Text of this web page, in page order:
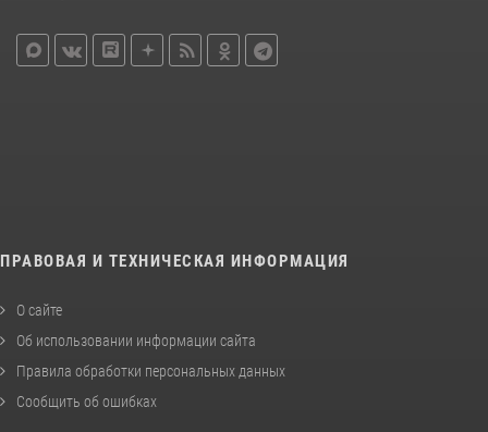
ПРАВОВАЯ И ТЕХНИЧЕСКАЯ ИНФОРМАЦИЯ
О сайте
Об использовании информации сайта
Правила обработки персональных данных
Сообщить об ошибках